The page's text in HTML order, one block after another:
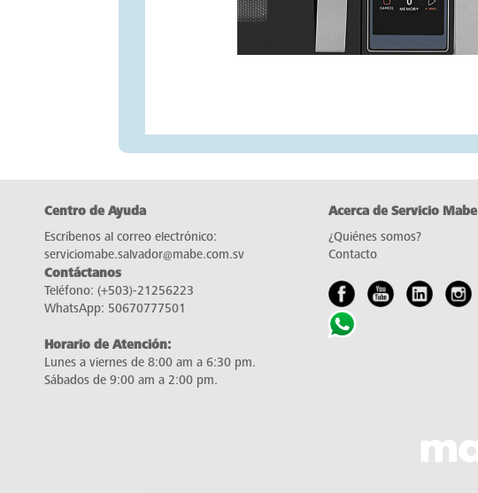
Centro de Ayuda
Escríbenos al correo electrónico:
serviciomabe.salvador@mabe.com.sv
Contáctanos
Teléfono: (+503)-21256223
WhatsApp: 50670777501
Horario de Atención:
Lunes a viernes de 8:00 am a 6:30 pm.
Sábados de 9:00 am a 2:00 pm.
Acerca de Servicio Mabe
¿Quiénes somos?
Contacto